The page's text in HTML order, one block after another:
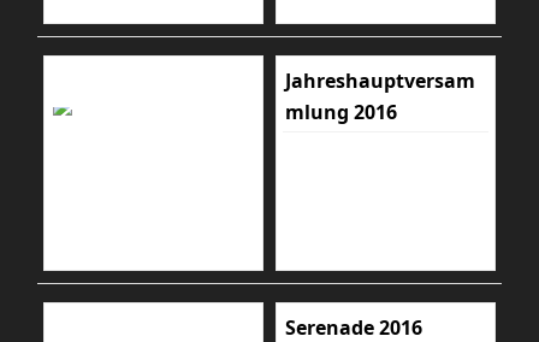
Jahreshauptversam
mlung 2016
Serenade 2016